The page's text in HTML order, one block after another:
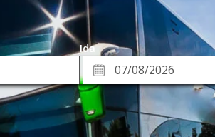
Ida
Fecha
de
Ida